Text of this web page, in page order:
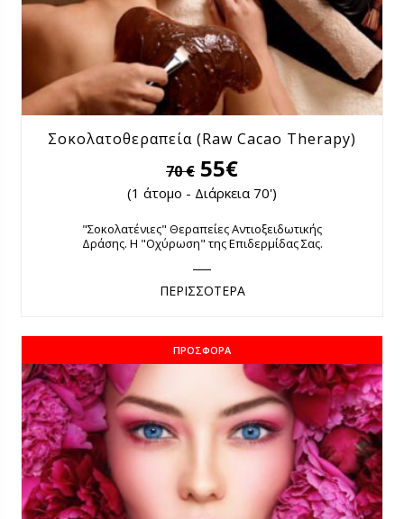
Σοκολατοθεραπεία (Raw Cacao Therapy)
70 € 55€
(1 άτομο - Διάρκεια 70')
"Σοκολατένιες" Θεραπείες Αντιοξειδωτικής
Δράσης. Η "Οχύρωση" της Επιδερμίδας Σας.
ΠΕΡΙΣΣΟΤΕΡΑ
ΠΡΟΣΦΟΡΆ